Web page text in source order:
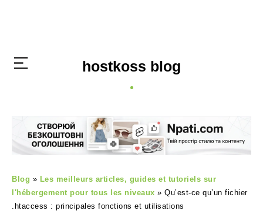
hostkoss blog
Blog » Les meilleurs articles, guides et tutoriels sur
l'hébergement pour tous les niveaux » Qu’est-ce qu’un fichier
.htaccess : principales fonctions et utilisations